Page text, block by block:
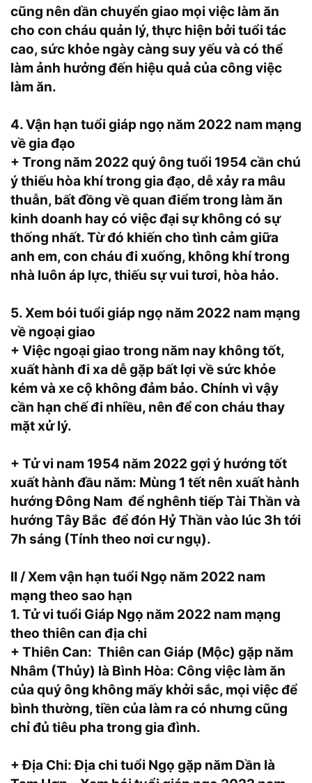
cũng nên dần chuyển giao mọi việc làm ăn
cho con cháu quản lý, thực hiện bởi tuổi tác
cao, sức khỏe ngày càng suy yếu và có thể
làm ảnh hưởng đến hiệu quả của công việc
làm ăn.
4. Vận hạn tuổi giáp ngọ năm 2022 nam mạng
về gia đạo
+ Trong năm 2022 quý ông tuổi 1954 cần chú
ý thiếu hòa khí trong gia đạo, dễ xảy ra mâu
thuẫn, bất đồng về quan điểm trong làm ăn
kinh doanh hay có việc đại sự không có sự
thống nhất. Từ đó khiến cho tình cảm giữa
anh em, con cháu đi xuống, không khí trong
nhà luôn áp lực, thiếu sự vui tươi, hòa hảo.
5. Xem bói tuổi giáp ngọ năm 2022 nam mạng
về ngoại giao
+ Việc ngoại giao trong năm nay không tốt,
xuất hành đi xa dễ gặp bất lợi về sức khỏe
kém và xe cộ không đảm bảo. Chính vì vậy
cần hạn chế đi nhiều, nên để con cháu thay
mặt xử lý.
+ Tử vi nam 1954 năm 2022 gợi ý hướng tốt
xuất hành đầu năm: Mùng 1 tết nên xuất hành
hướng Đông Nam để nghênh tiếp Tài Thần và
hướng Tây Bắc để đón Hỷ Thần vào lúc 3h tới
7h sáng (Tính theo nơi cư ngụ).
II / Xem vận hạn tuổi Ngọ năm 2022 nam
mạng theo sao hạn
1. Tử vi tuổi Giáp Ngọ năm 2022 nam mạng
theo thiên can địa chi
+ Thiên Can: Thiên can Giáp (Mộc) gặp năm
Nhâm (Thủy) là Bình Hòa: Công việc làm ăn
của quý ông không mấy khởi sắc, mọi việc để
bình thường, tiền của làm ra có nhưng cũng
chỉ đủ tiêu pha trong gia đình.
+ Địa Chi: Địa chi tuổi Ngọ gặp năm Dần là